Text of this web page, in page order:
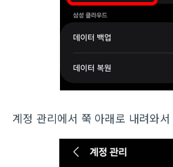
계정 관리에서 쭉 아래로 내려와서